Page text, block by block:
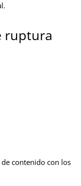
ruptura
contenido con los